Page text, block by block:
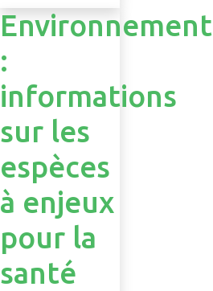
Environnement
:
informations
sur les
espèces
à enjeux
pour la
santé